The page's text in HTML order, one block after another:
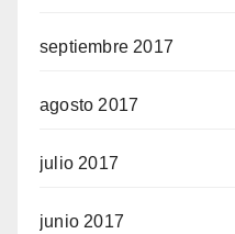
septiembre 2017
agosto 2017
julio 2017
junio 2017